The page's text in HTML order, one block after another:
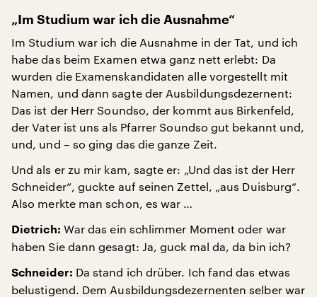
„Im Studium war ich die Ausnahme“
Im Studium war ich die Ausnahme in der Tat, und ich
habe das beim Examen etwa ganz nett erlebt: Da
wurden die Examenskandidaten alle vorgestellt mit
Namen, und dann sagte der Ausbildungsdezernent:
Das ist der Herr Soundso, der kommt aus Birkenfeld,
der Vater ist uns als Pfarrer Soundso gut bekannt und,
und, und – so ging das die ganze Zeit.
Und als er zu mir kam, sagte er: „Und das ist der Herr
Schneider“, guckte auf seinen Zettel, „aus Duisburg“.
Also merkte man schon, es war …
Dietrich: War das ein schlimmer Moment oder war
haben Sie dann gesagt: Ja, guck mal da, da bin ich?
Schneider: Da stand ich drüber. Ich fand das etwas
belustigend. Dem Ausbildungsdezernenten selber war